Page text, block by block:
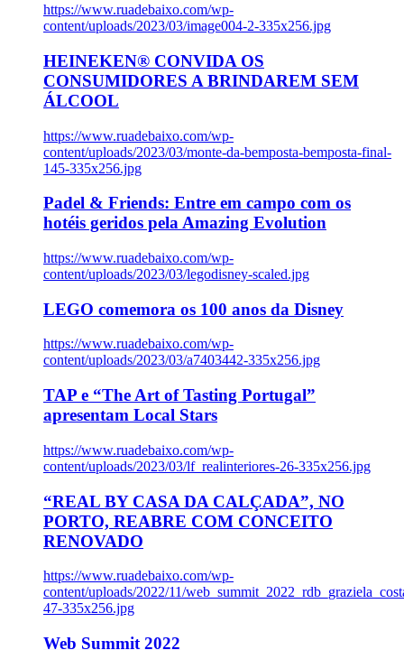
https://www.ruadebaixo.com/wp-
content/uploads/2023/03/image004-2-335x256.jpg
HEINEKEN® CONVIDA OS
CONSUMIDORES A BRINDAREM SEM
ÁLCOOL
https://www.ruadebaixo.com/wp-
content/uploads/2023/03/monte-da-bemposta-bemposta-final-
145-335x256.jpg
Padel & Friends: Entre em campo com os
hotéis geridos pela Amazing Evolution
https://www.ruadebaixo.com/wp-
content/uploads/2023/03/legodisney-scaled.jpg
LEGO comemora os 100 anos da Disney
https://www.ruadebaixo.com/wp-
content/uploads/2023/03/a7403442-335x256.jpg
TAP e “The Art of Tasting Portugal”
apresentam Local Stars
https://www.ruadebaixo.com/wp-
content/uploads/2023/03/lf_realinteriores-26-335x256.jpg
“REAL BY CASA DA CALÇADA”, NO
PORTO, REABRE COM CONCEITO
RENOVADO
https://www.ruadebaixo.com/wp-
content/uploads/2022/11/
47-335x256.jpg
Web Summit 2022